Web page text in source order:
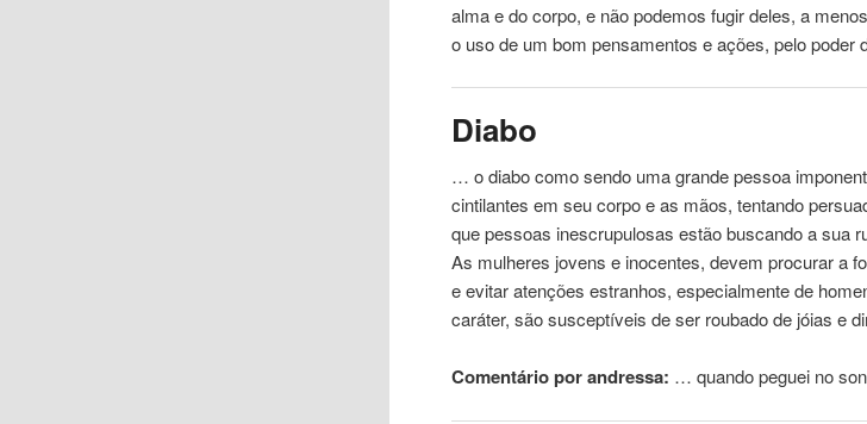
alma e docorpo, e não podemos fugir deles, a
o uso de um bom pensamentos e ações, pelo poder
Diabo
… o diabo como sendo uma grande pessoa
cintilantes em seucorpoe as mãos, tentando
que pessoas inescrupulosas estão buscando a sua
As mulheres jovens e inocentes, devem procurar a
e evitar atenções estranhos, especialmente de
caráter, são susceptíveis de ser roubado de jóias e
Comentário por andressa: … quando peguei no